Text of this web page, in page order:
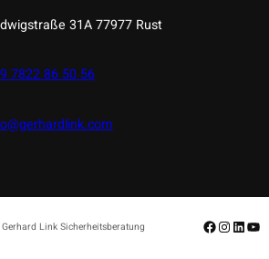
31A 77977 Rust
7822 86 50 56
Link Sicherheitsberatung Facebook